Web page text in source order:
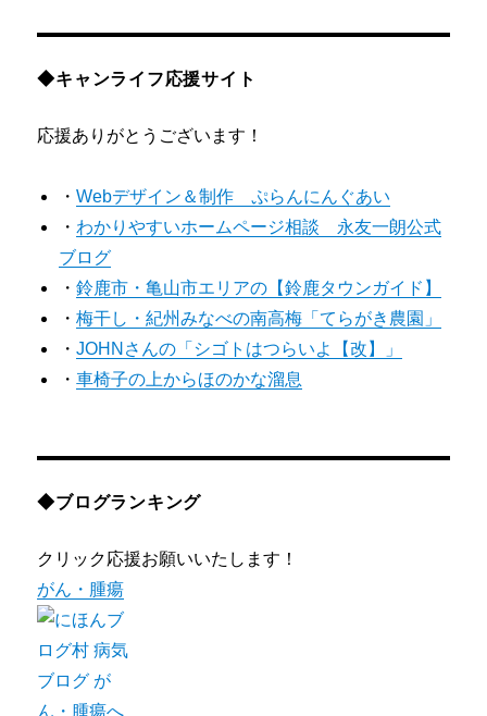
◆キャンライフ応援サイト
応援ありがとうございます！
・Webデザイン＆制作 ぷらんにんぐあい
・ わかりやすいホームページ相談 永友一朗公式
ブログ
・鈴鹿市・亀山市エリアの【鈴鹿タウンガイド】
・梅干し・紀州みなべの南高梅「てらがき農園」
・JOHNさんの「シゴトはつらいよ【改】」
・車椅子の上からほのかな溜息
◆ブログランキング
クリック応援お願いいたします！
がん・腫瘍